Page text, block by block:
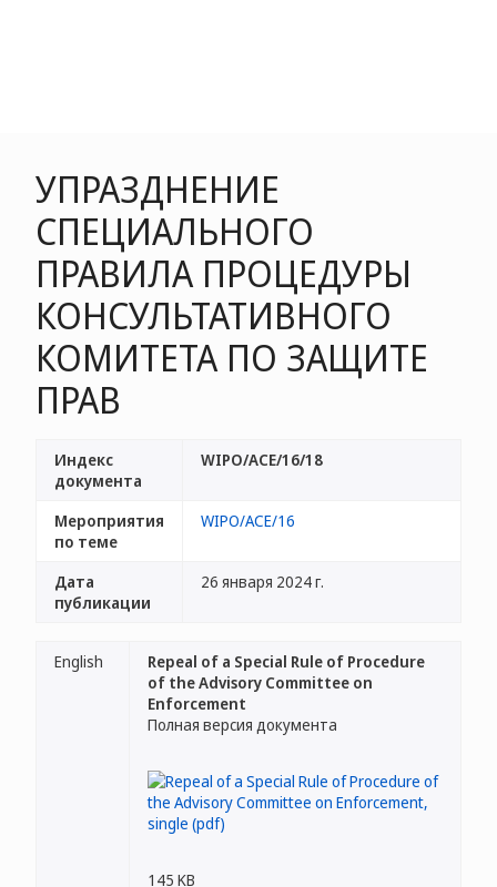
УПРАЗДНЕНИЕ
СПЕЦИАЛЬНОГО
ПРАВИЛА ПРОЦЕДУРЫ
КОНСУЛЬТАТИВНОГО
КОМИТЕТА ПО ЗАЩИТЕ
ПРАВ
Индекс
документа
WIPO/ACE/16/18
Мероприятия
по теме
WIPO/ACE/16
Дата
публикации
26 января 2024 г.
English
Repeal of a Special Rule of Procedure
of the Advisory Committee on
Enforcement
Полная версия документа
145 KB